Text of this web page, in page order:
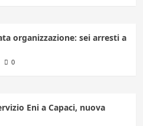
organizzazione: sei arresti a
0
Eni a Capaci, nuova